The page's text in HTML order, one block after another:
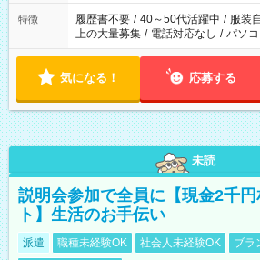
特徴 履歴書不要 / 40～50代活躍中 / 服装
上の大量募集 / 電話対応なし / パソ
気になる！ 応募する
未読
説明会参加で全員に【現金2千
ト】生活のお手伝い
派遣 職種未経験OK 社会人未経験OK
ブラ